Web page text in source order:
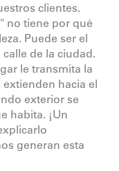
clientes.
no tiene por qué
Puede ser el
de la ciudad.
le transmita la
hacia el
exterior se
habita. ¡Un
generan esta